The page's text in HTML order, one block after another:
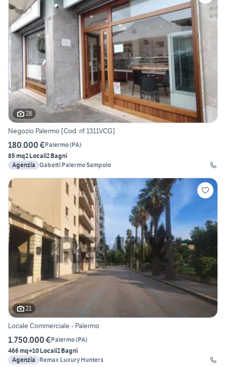
28
Negozio Palermo [Cod. rif 1311VCG]
180.000 €Palermo(PA)
85 mq2 Locali2 Bagni
Agenzia Gabetti Palermo Sampolo
21
Locale Commerciale - Palermo
1.750.000 €Palermo(PA)
466 mq+10 Locali2 Bagni
Agenzia
Remax Luxury Hunters